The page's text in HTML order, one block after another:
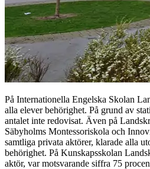
På Internationella Engelska Skolan
alla elever behörighet. På grund av
antalet inte redovisat. Även på
Säbyholms Montessoriskola och
samtliga privata aktörer, klarade alla
behörighet. På Kunskapsskolan
aktör, var motsvarande siffra 75